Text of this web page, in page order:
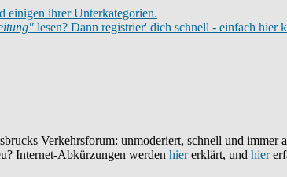
einigen ihrer Unterkategorien.
lesen? Dann registrier' dich schnell - einfach hier
Verkehrsforum: unmoderiert, schnell und immer
Internet-Abkürzungen werden hiererklärt, und hier